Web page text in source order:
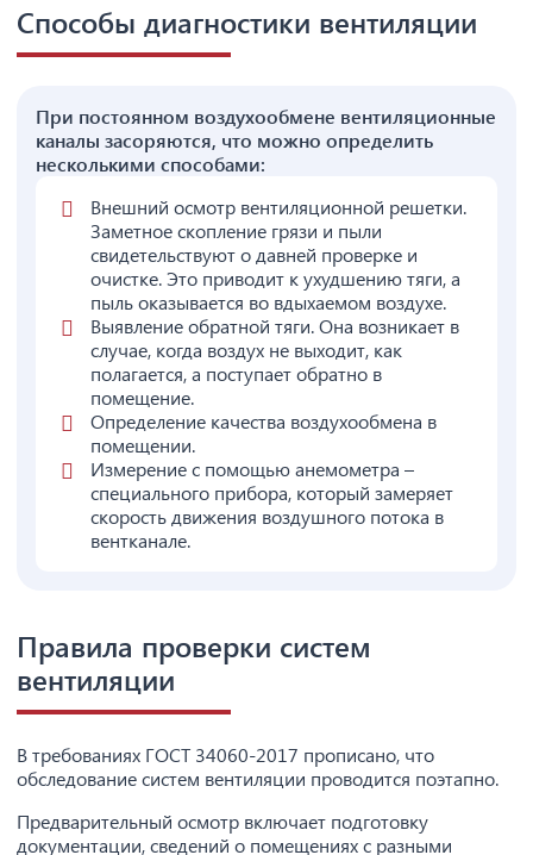
Способы диагностики вентиляции
При постоянном воздухообмене вентиляционные
каналы засоряются, что можно определить
несколькими способами:
Внешний осмотр вентиляционной решетки.
Заметное скопление грязи и пыли
свидетельствуют о давней проверке и
очистке. Это приводит к ухудшению тяги, а
пыль оказывается во вдыхаемом воздухе.
Выявление обратной тяги. Она возникает в
случае, когда воздух не выходит, как
полагается, а поступает обратно в
помещение.
Определение качества воздухообмена в
помещении.
Измерение с помощью анемометра –
специального прибора, который замеряет
скорость движения воздушного потока в
вентканале.
Правила проверки систем
вентиляции
В требованиях ГОСТ 34060-2017 прописано, что
обследование систем вентиляции проводится поэтапно.
Предварительный осмотр включает подготовку
документации, сведений о помещениях с разными